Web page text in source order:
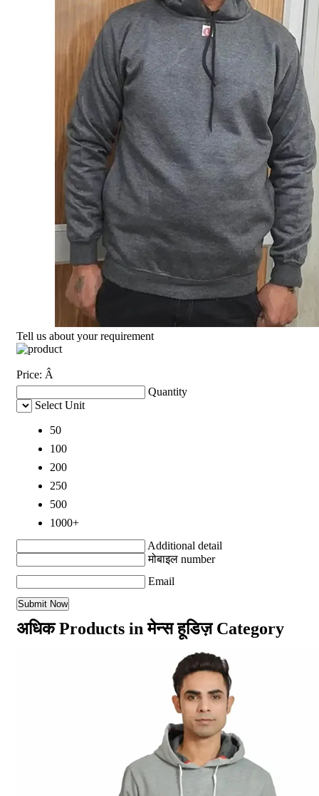
Tell us about your requirement
Price: Â
Quantity
Select Unit
50
100
200
250
500
1000+
Additional detail
मोबाइल number
Email
अधिक Products in मेन्स हूडिज़ Category